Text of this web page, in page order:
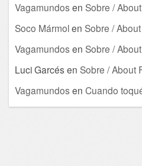
Vagamundos en Sobre /
Soco Mármolen Sobre /
Vagamundos en Sobre /
Luci Garcés en Sobre / About
Vagamundos en Cuando